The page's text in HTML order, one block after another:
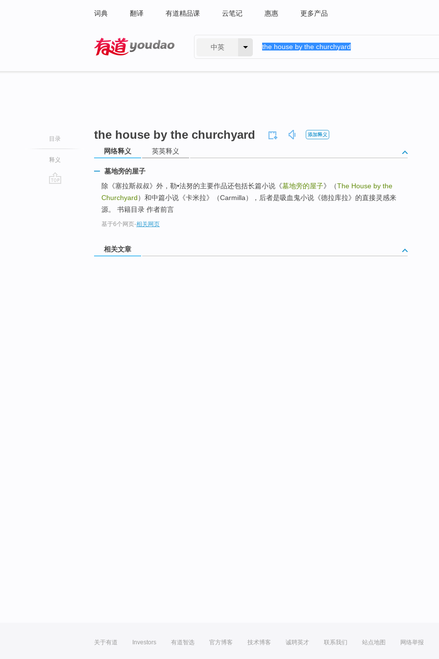
词典 翻译 有道精品课 云笔记 惠惠 更多产品
中英
目录
释义
the house by the churchyard 添加释义
网络释义 英英释义
墓地旁的屋子
除《塞拉斯叔叔》外，勒•法努的主要作品还包括长篇小说《墓地旁的屋子》（The House by the
Churchyard）和中篇小说《卡米拉》（Carmilla），后者是吸血鬼小说《德拉库拉》的直接灵感来
源。 书籍目录 作者前言
基于6个网页-相关网页
相关文章
关于有道 Investors 有道智选 官方博客 技术博客 诚聘英才 联系我们 站点地图 网络举报